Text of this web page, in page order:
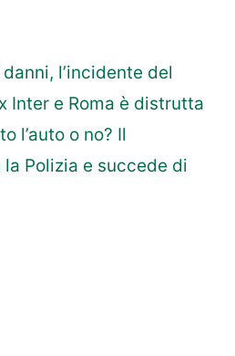
l’incidente del
Inter e Roma è distrutta
l’auto o no? Il
Polizia e succede di